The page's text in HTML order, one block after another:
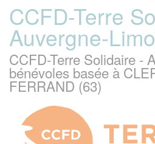
CCFD-Terre
Auvergne-
CCFD-Terre Solidaire -
bénévoles basée à
FERRAND (63)